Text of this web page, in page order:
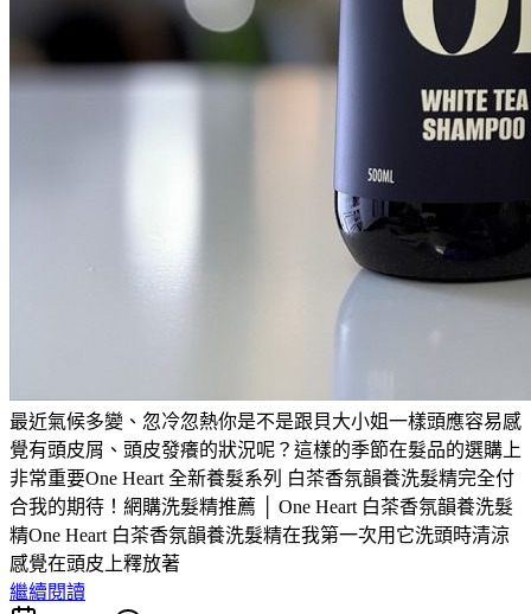
最近氣候多變、忽冷忽熱你是不是跟貝大小姐一樣頭應容易感
覺有頭皮屑、頭皮發癢的狀況呢？這樣的季節在髮品的選購上
非常重要One Heart 全新養髮系列 白茶香氛韻養洗髮精完全付
合我的期待！網購洗髮精推薦 │ One Heart 白茶香氛韻養洗髮
精One Heart 白茶香氛韻養洗髮精在我第一次用它洗頭時清涼
感覺在頭皮上釋放著
繼續閱讀